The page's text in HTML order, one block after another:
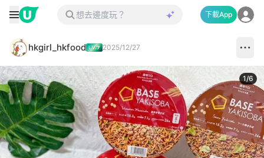
下載App
hkgirl_hkfood 2025/12/27
1/6